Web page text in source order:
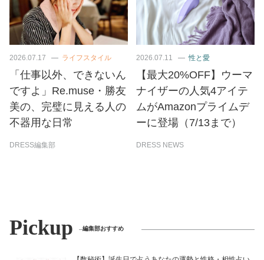
2026.07.17 ライフスタイル
「仕事以外、できないん
ですよ」Re.muse・勝友
美の、完璧に見える人の
不器用な日常
DRESS編集部
2026.07.11 性と愛
【最大20%OFF】ウーマ
ナイザーの人気4アイテ
ムがAmazonプライムデ
ーに登場（7/13まで）
DRESS NEWS
Pickup 編集部おすすめ